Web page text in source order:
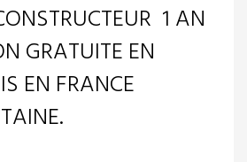
1 AN
GRATUITE EN
EN FRANCE